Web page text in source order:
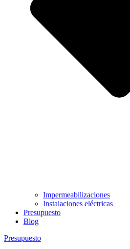
Impermeabilizaciones
Instalaciones eléctricas
Presupuesto
Blog
Presupuesto